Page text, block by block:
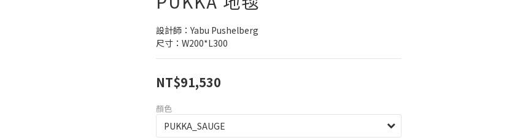
設計師：Yabu Pushelberg
尺寸：W200*L300
NT$91,530
顏色